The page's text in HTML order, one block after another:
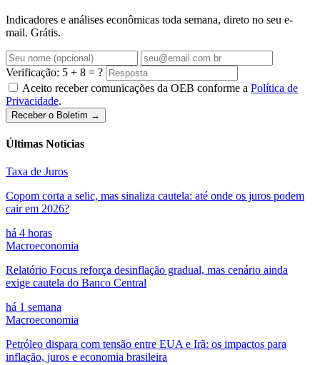
Indicadores e análises econômicas toda semana, direto no seu e-
mail. Grátis.
Verificação: 5 + 8 = ?
Aceito receber comunicações da OEB conforme a Política de
Privacidade.
Receber o Boletim →
Últimas Notícias
Taxa de Juros
Copom corta a selic, mas sinaliza cautela: até onde os juros podem
cair em 2026?
há 4 horas
Macroeconomia
Relatório Focus reforça desinflação gradual, mas cenário ainda
exige cautela do Banco Central
há 1 semana
Macroeconomia
Petróleo dispara com tensão entre EUA e Irã: os impactos para
inflação, juros e economia brasileira